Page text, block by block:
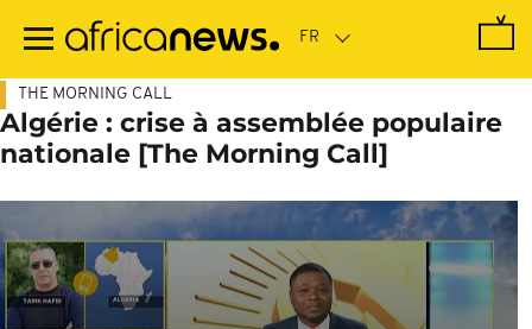
contenu
THE MORNING CALL
Algérie : crise à assemblée populaire
nationale [The Morning Call]